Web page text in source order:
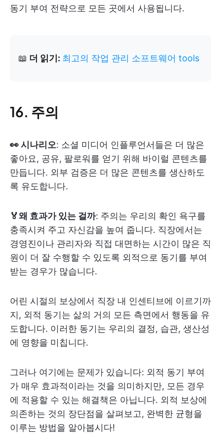
동기 부여 전략으로 모든 곳에서 사용됩니다.
📖 더 읽기: 최고의 작업 관리 소프트웨어 tools
16. 주의
👀 시나리오: 소셜 미디어 인플루언서들은 더 많은
좋아요, 공유, 팔로워를 얻기 위해 바이럴 콘텐츠를
만듭니다. 외부 검증은 더 많은 콘텐츠를 생산하도
록 유도합니다.
🏅왜 효과가 있는 걸까: 주의는 우리의 확인 욕구를
충족시켜 주고 자신감을 높여 줍니다. 직장에서는
경영진이나 관리자와 직접 대면하는 시간이 많은 직
원이 더 잘 수행할 수 있도록 외적으로 동기를 부여
받는 경우가 많습니다.
어린 시절의 보상에서 직장 내 인센티브에 이르기까
지, 외적 동기는 삶의 거의 모든 측면에서 행동을 유
도합니다. 이러한 동기는 우리의 결정, 습관, 생산성
에 영향을 미칩니다.
그러나 여기에는 문제가 있습니다: 외적 동기 부여
가 매우 효과적이라는 것을 의미하지만, 모든 경우
에 적용할 수 있는 해결책은 아닙니다. 외적 보상에
의존하는 것의 장단점을 살펴보고, 완벽한 균형을
이루는 방법을 알아봅시다!